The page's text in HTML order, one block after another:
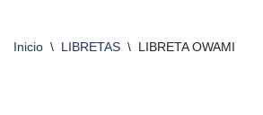
Inicio \ LIBRETAS \ LIBRETA OWAMI